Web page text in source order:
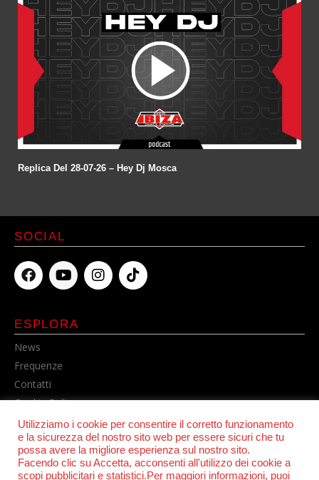
Replica Del 28-07-26 – Hey Dj Mosca
ESPLORA
News
Frequenze
Contatti
Cookie Policy
Privacy Policy
SOCIAL
Utilizziamo i cookie per consentire il corretto funzionamento
e la sicurezza del nostro sito web per essere sicuri che tu
possa avere la migliore esperienza sul nostro sito.
Facendo clic su Accetta, acconsenti all'utilizzo dei cookie a
scopi pubblicitari e statistici.Per maggiori informazioni, puoi